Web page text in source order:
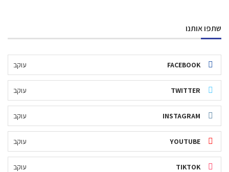
שתפו אותנו
FACEBOOK עוקב
TWITTER עוקב
INSTAGRAM עוקב
YOUTUBE עוקב
TIKTOK עוקב